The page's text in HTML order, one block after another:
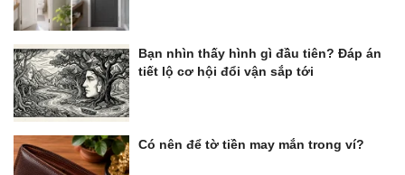
Bạn nhìn thấy hình gì đầu tiên? Đáp án
tiết lộ cơ hội đổi vận sắp tới
Có nên để tờ tiền may mắn trong ví?